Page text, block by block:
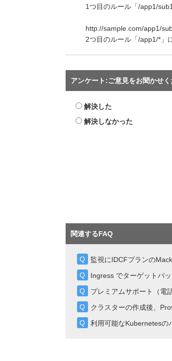
1つ目のルール「/app1/
http://sample.com/app1/
2つ目のルール「/app1/*」
アンケート:ご意見をお聞かせ
解決した
解決しなかった
関連するFAQ
監視にIDCFプランの
Ingress でターゲットバ
プレミアムサポート（電
クラスターの作成後、
利用可能なKubernetesの